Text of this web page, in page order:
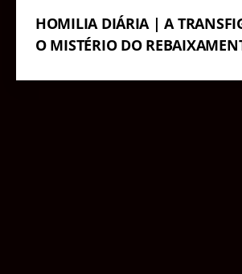
HOMILIA DIÁRIA | A
O MISTÉRIO DO